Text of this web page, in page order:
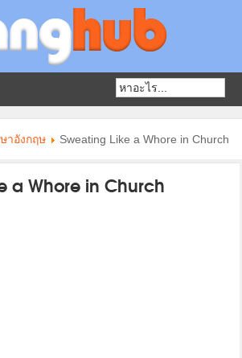
าอังกฤษ Sweating Like a Whore in Church
a Whore in Church